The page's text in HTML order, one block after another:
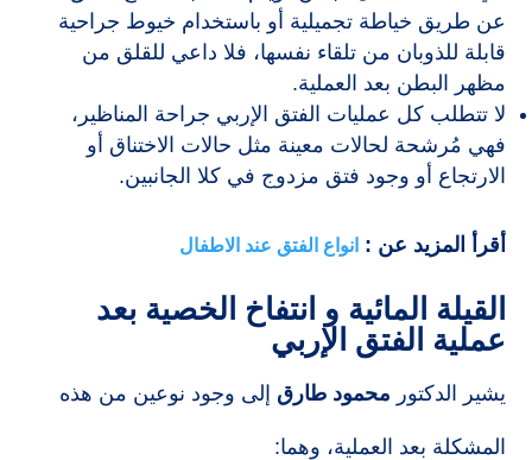
عن طريق خياطة تجميلية أو باستخدام خيوط جراحية
قابلة للذوبان من تلقاء نفسها، فلا داعي للقلق من
مظهر البطن بعد العملية.
لا تتطلب كل عمليات الفتق الإربي جراحة المناظير،
فهي مُرشحة لحالات معينة مثل حالات الاختناق أو
الارتجاع أو وجود فتق مزدوج في كلا الجانبين.
أقرأ المزيد عن : انواع الفتق عند الاطفال
القيلة المائية و انتفاخ الخصية بعد
عملية الفتق الإربي
يشير الدكتور محمود طارق إلى وجود نوعين من هذه
المشكلة بعد العملية، وهما: